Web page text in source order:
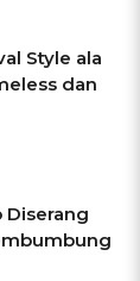
Style ala
dan
Diserang